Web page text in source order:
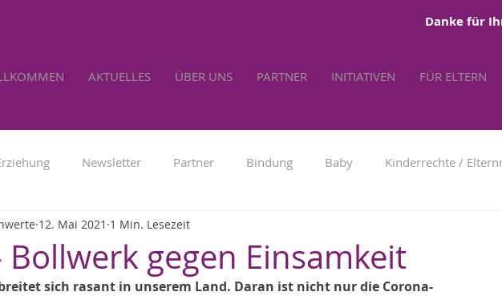
Danke für
AKTUELLES ÜBER UNS PARTNER INITIATIVEN FÜR ELTERN
Newsletter Partner Bindung Baby Kinderrechte /
Familienpolitik Werbung
Bollwerk gegen Einsamkeit
12. Mai 2021 1 Min. Lesezeit
sich rasant in unserem Land. Daran ist nicht nur die Corona-